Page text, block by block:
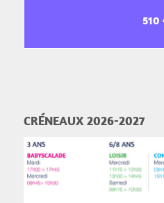
CRÉNEAUX 2026-2027